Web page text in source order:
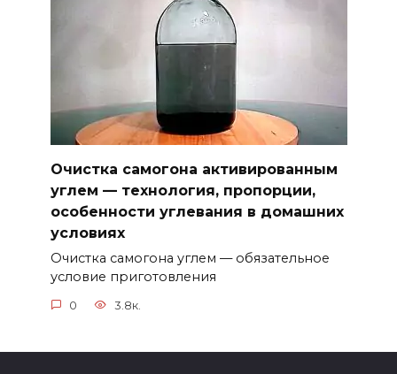
Очистка самогона активированным
углем — технология, пропорции,
особенности углевания в домашних
условиях
Очистка самогона углем — обязательное
условие приготовления
0 3.8к.